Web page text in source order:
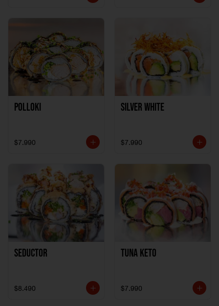
Polloki
$7.990
SILVER WHITE
$7.990
Seductor
$8.490
TUNA KETO
$7.990